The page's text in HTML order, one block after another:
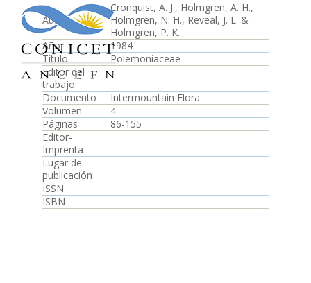
Autor
Cronquist, A. J., Holmgren, A. H.,
Holmgren, N. H., Reveal, J. L. &
Holmgren, P. K.
Año
1984
Título
Polemoniaceae
Editor del
trabajo
Documento
Intermountain Flora
Volumen
4
Páginas
86-155
Editor-
Imprenta
Lugar de
publicación
ISSN
ISBN